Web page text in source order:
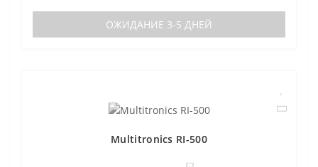
ОЖИДАНИЕ 3-5 ДНЕЙ
Multitronics RI-500